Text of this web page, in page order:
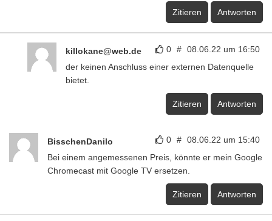
Zitieren Antworten
0 # 08.06.22 um 16:50
killokane@web.de
der keinen Anschluss einer externen Datenquelle
bietet.
Zitieren Antworten
0 # 08.06.22 um 15:40
BisschenDanilo
Bei einem angemessenen Preis, könnte er mein Google
Chromecast mit Google TV ersetzen.
Zitieren Antworten